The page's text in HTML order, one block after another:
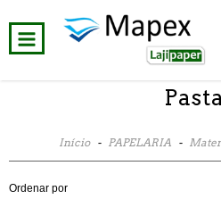
Início - PAPELARIA -
Ordenar por